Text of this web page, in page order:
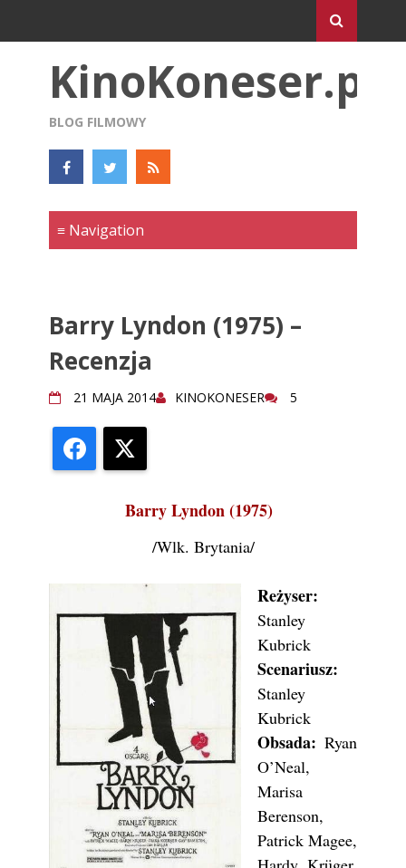
KinoKoneser.pl
BLOG FILMOWY
Barry Lyndon (1975) –
Recenzja
21 MAJA 2014 KINOKONESER 5
Facebook
Barry Lyndon (1975)
/Wlk. Brytania/
Reżyser:
Stanley
Kubrick
Scenariusz:
Stanley
Kubrick
Obsada: Ryan
O’Neal,
Marisa
Berenson,
Patrick Magee,